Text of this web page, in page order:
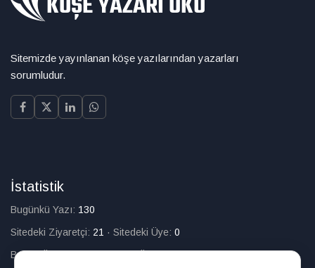
Sitemizde yayınlanan köşe yazılarından yazarları
sorumludur.
İstatistik
Bugünkü Yazı: 130
Sitedeki Ziyaretçi: 21 · Sitedeki Üye: 0
Bugün Üye Olan:0·Toplam Üye:226